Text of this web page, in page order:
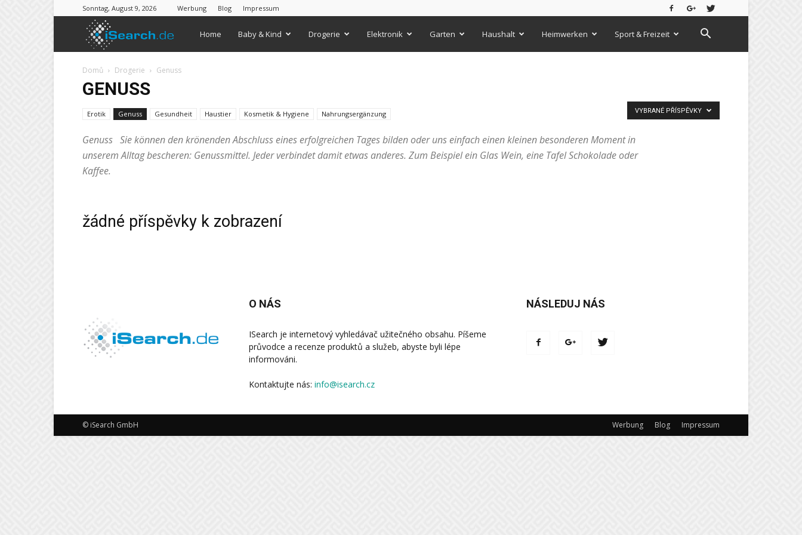
Sonntag, August 9, 2026 Werbung Blog Impressum
iSearch
Home Baby & Kind Drogerie Elektronik Garten Haushalt Heimwerken Sport & Freizeit
Domů Drogerie Genuss
GENUSS
Erotik Genuss Gesundheit Haustier Kosmetik & Hygiene Nahrungsergänzung
Genuss Sie können den krönenden Abschluss eines erfolgreichen Tages bilden oder uns einfach einen kleinen besonderen Moment in
unserem Alltag bescheren: Genussmittel. Jeder verbindet damit etwas anderes. Zum Beispiel ein Glas Wein, eine Tafel Schokolade oder
Kaffee.
VYBRANÉ PŘÍSPĚVKY
žádné příspěvky k zobrazení
O NÁS
ISearch je internetový vyhledávač užitečného obsahu. Píšeme
průvodce a recenze produktů a služeb, abyste byli lépe
informováni.
Kontaktujte nás: info@isearch.cz
NÁSLEDUJ NÁS
Werbung Blog Impressum
© iSearch GmbH